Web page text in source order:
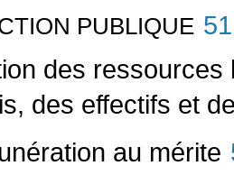
PUBLIQUE 51
des
des effectifs et
au mérite